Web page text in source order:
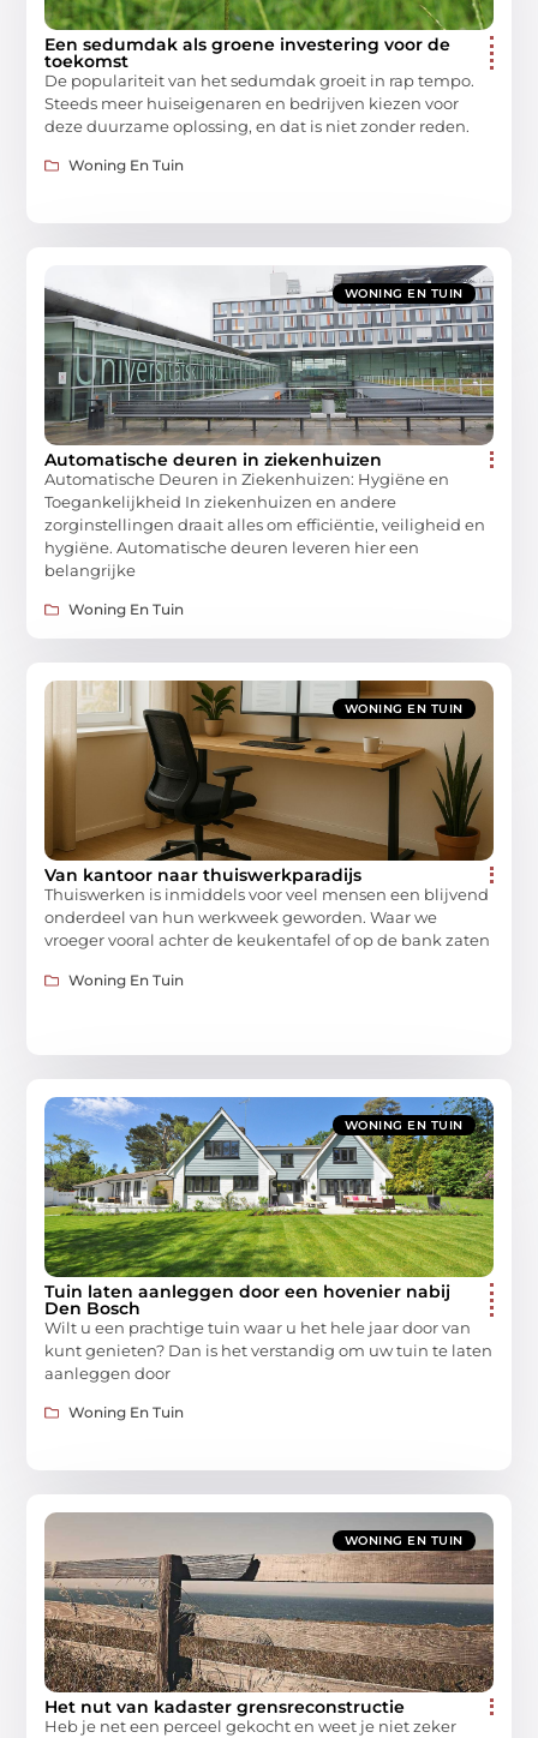
Een sedumdak als groene investering voor de
toekomst
De populariteit van het sedumdak groeit in rap tempo.
Steeds meer huiseigenaren en bedrijven kiezen voor
deze duurzame oplossing, en dat is niet zonder reden.
Woning En Tuin
WONING EN TUIN
Automatische deuren in ziekenhuizen
Automatische Deuren in Ziekenhuizen: Hygiëne en
Toegankelijkheid In ziekenhuizen en andere
zorginstellingen draait alles om efficiëntie, veiligheid en
hygiëne. Automatische deuren leveren hier een
belangrijke
Woning En Tuin
WONING EN TUIN
Van kantoor naar thuiswerkparadijs
Thuiswerken is inmiddels voor veel mensen een blijvend
onderdeel van hun werkweek geworden. Waar we
vroeger vooral achter de keukentafel of op de bank zaten
Woning En Tuin
WONING EN TUIN
Tuin laten aanleggen door een hovenier nabij
Den Bosch
Wilt u een prachtige tuin waar u het hele jaar door van
kunt genieten? Dan is het verstandig om uw tuin te laten
aanleggen door
Woning En Tuin
WONING EN TUIN
Het nut van kadaster grensreconstructie
Heb je net een perceel gekocht en weet je niet zeker